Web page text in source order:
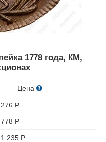
1778 года, КМ,
Цена
276 Р
778 Р
1 235 Р